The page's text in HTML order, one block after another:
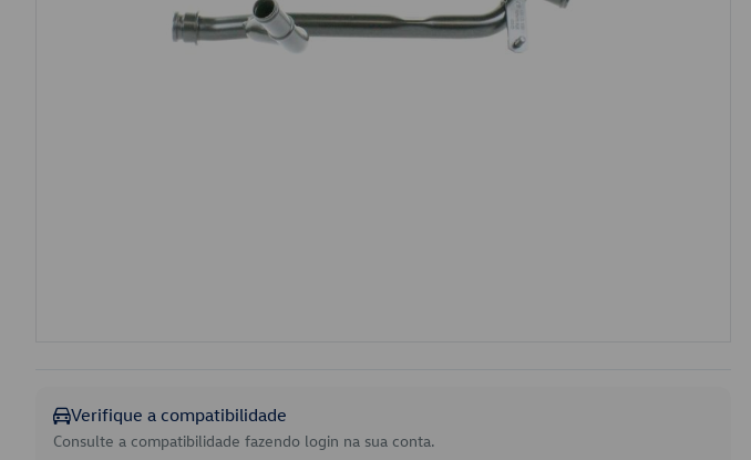
Verifique a compatibilidade
Consulte a compatibilidade fazendo login na sua conta.